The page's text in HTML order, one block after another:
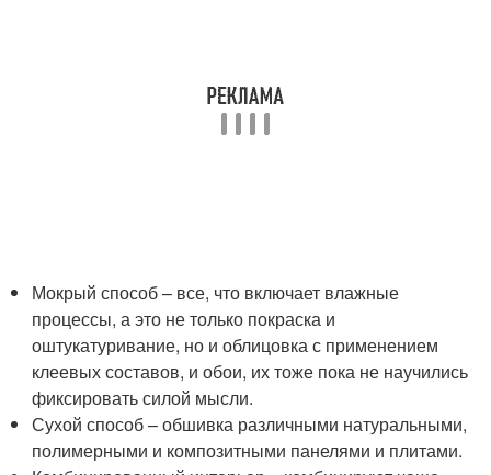
Мокрый способ – все, что включает влажные
процессы, а это не только покраска и
оштукатуривание, но и облицовка с применением
клеевых составов, и обои, их тоже пока не научились
фиксировать силой мысли.
Сухой способ – обшивка различными натуральными,
полимерными и композитными панелями и плитами.